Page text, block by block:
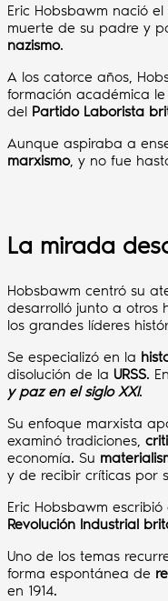
Eric Hobsbawm nació el
muerte de su padre y
nazismo.
A los catorce años,
formación académica
del Partido Laborista
Aunque aspiraba a
marxismo, y no fue
La mirada
Hobsbawm centró su
desarrolló junto a otros
los grandes líderes
Se especializó en la
disolución de la URSS.
y paz en el siglo XXI.
Su enfoque marxista
examinó tradiciones,
economía. Su
y de recibir críticas por
Eric Hobsbawm
Revolución Industrial
Uno de los temas
forma espontánea de
en 1914.